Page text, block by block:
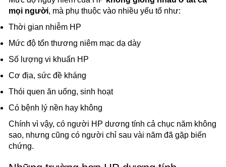
mọi người, mà phụ thuộc vào nhiều yếu tố như:
Thời gian nhiễm HP
Mức độ tổn thương niêm mạc dạ dày
Số lượng vi khuẩn HP
Cơ địa, sức đề kháng
Thói quen ăn uống, sinh hoạt
Có bệnh lý nền hay không
Chính vì vậy, có người HP dương tính cả chục năm không
sao, nhưng cũng có người chỉ sau vài năm đã gặp biến
chứng.